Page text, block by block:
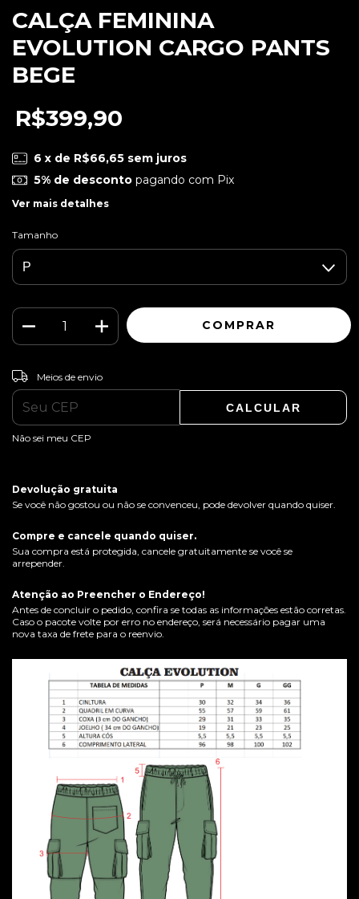
CALÇA FEMININA
EVOLUTION CARGO PANTS
BEGE
R$399,90
6 x de R$66,65 sem juros
5% de descontopagando com Pix
Ver mais detalhes
Tamanho
Entregas para o CEP:
Meios de envio
CALCULAR
Não sei meu CEP
Devolução gratuita
Se você não gostou ou não se convenceu, pode devolver quando quiser.
Compre e cancele quando quiser.
Sua compra está protegida, cancele gratuitamente se você se
arrepender.
Atenção ao Preencher o Endereço!
Antes de concluir o pedido, confira se todas as informações estão corretas.
Caso o pacote volte por erro no endereço, será necessário pagar uma
nova taxa de frete para o reenvio.